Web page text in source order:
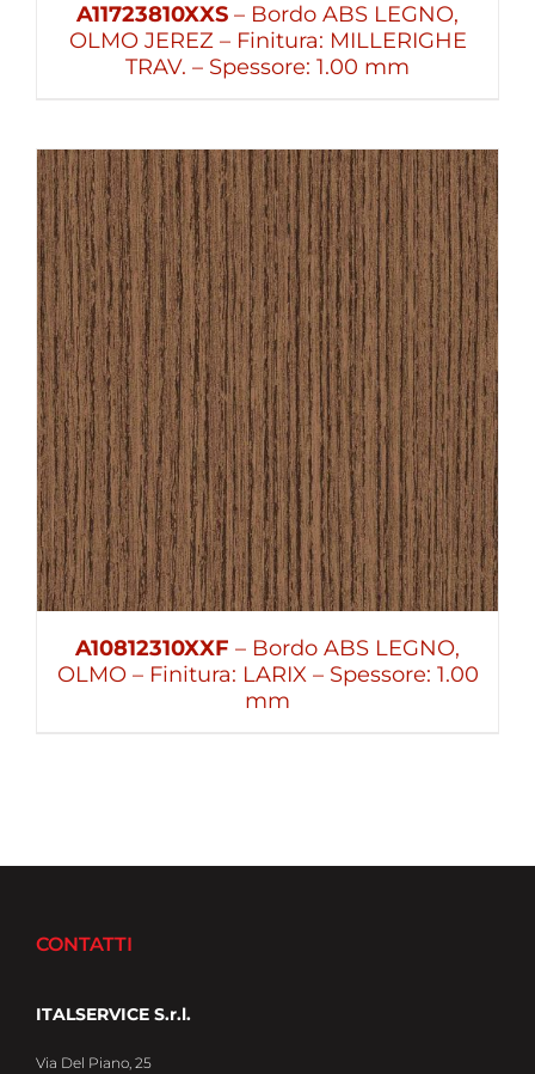
A11723810XXS – Bordo ABS LEGNO,
OLMO JEREZ – Finitura: MILLERIGHE
TRAV. – Spessore: 1.00 mm
A10812310XXF – Bordo ABS LEGNO,
OLMO – Finitura: LARIX – Spessore: 1.00
mm
CONTATTI
ITALSERVICE S.r.l.
Via Del Piano, 25